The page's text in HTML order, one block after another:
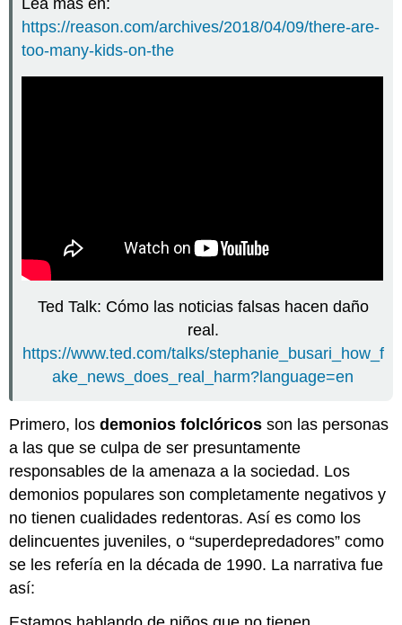
Lea más en:
https://reason.com/archives/2018/04/09/there-are-
too-many-kids-on-the
Ted Talk: Cómo las noticias falsas hacen daño
real.
https://www.ted.com/talks/stephanie_busari_how_f
ake_news_does_real_harm?language=en
Primero, losdemonios folclóricos son las personas
a las que se culpa de ser presuntamente
responsables de la amenaza a la sociedad. Los
demonios populares son completamente negativos y
no tienen cualidades redentoras. Así es como los
delincuentes juveniles, o “superdepredadores” como
se les refería en la década de 1990. La narrativa fue
así: